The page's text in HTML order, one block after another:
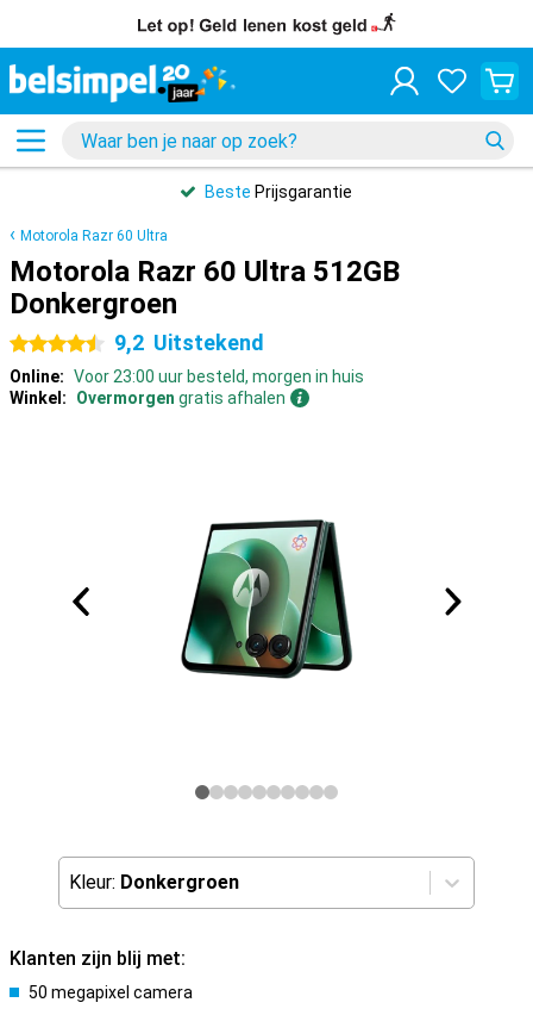
Beste Prijsgarantie
Motorola Razr 60 Ultra
Motorola Razr 60 Ultra 512GB
Donkergroen
4.5 sterren 9,2 Uitstekend
Online: Voor 23:00 uur besteld, morgen in huis
Winkel:
Overmorgen gratis afhalen
Kleur: Donkergroen
Klanten zijn blij met:
50 megapixel camera